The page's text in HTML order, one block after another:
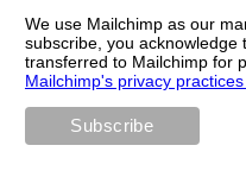
We use Mailchimp as our
subscribe, you acknowledge
transferred to Mailchimp for
Mailchimp's privacy